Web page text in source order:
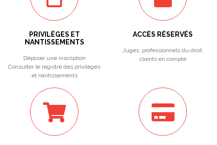
PRIVILÈGES ET
NANTISSEMENTS
Déposer une inscription
Consulter le registre des privilèges
et nantissements
ACCÈS RÉSERVÉS
Juges, professionnels du droit,
clients en compte